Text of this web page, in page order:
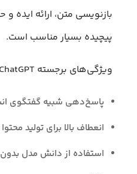
بازنویسی متن، ارائه ایده
پیچیده بسیار مناسب است.
ویژگی‌های برجسته ChatGPT:
پاسخ‌دهی شبیه گفتگوی
انعطاف بالا برای تولید
استفاده از دانش مدل